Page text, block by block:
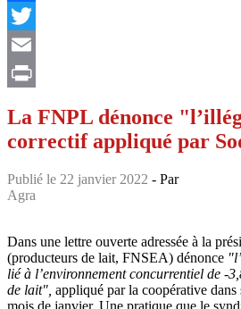
Facebook
Twitter
Email
La FNPL dénonce
correctif appliqué par
Publié le 22 janvier 2022 - Par
Agra
Dans une lettre ouverte adressée à la
(producteurs de lait, FNSEA) dénonce
lié à l’environnement concurrentiel de -
de lait", appliqué par la coopérative
mois de janvier. Une pratique que le